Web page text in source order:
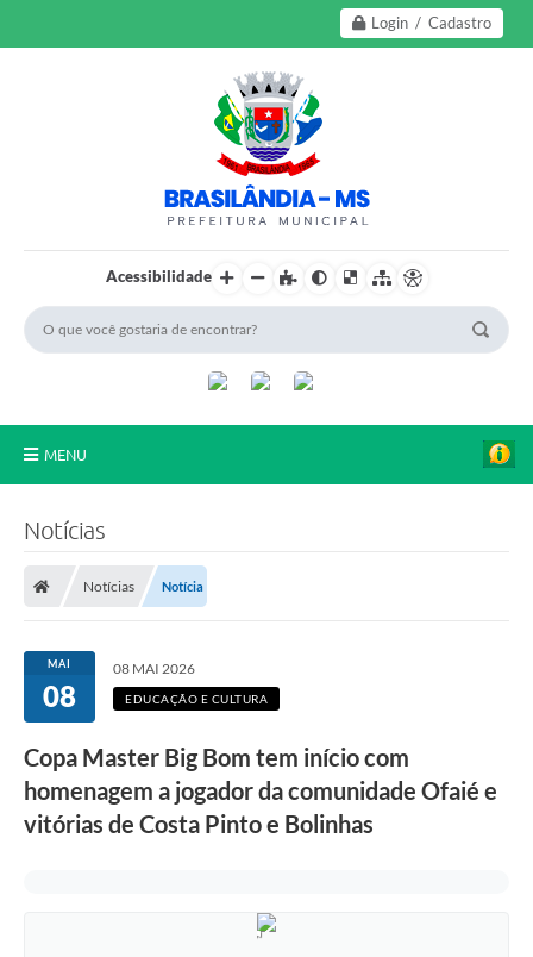
Login / Cadastro
Acessibilidade
MENU
Transparência
Câmara Municipal
e-SIC
Tributação
Notícias
Notícias Notícia
MAI
08
08 MAI 2026
EDUCAÇÃO E CULTURA
Copa Master Big Bom tem início com
homenagem a jogador da comunidade Ofaié e
vitórias de Costa Pinto e Bolinhas